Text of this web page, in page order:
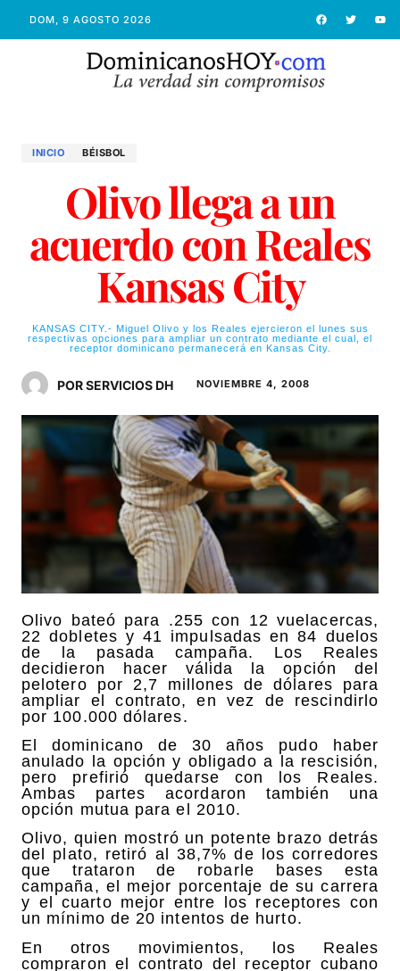
DOM, 9 AGOSTO 2026
INICIO BÉISBOL
Olivo llega a un
acuerdo con Reales
Kansas City
KANSAS CITY.- Miguel Olivo y los Reales ejercieron el lunes sus
respectivas opciones para ampliar un contrato mediante el cual, el
receptor dominicano permanecerá en Kansas City.
POR SERVICIOS DH NOVIEMBRE 4, 2008
Olivo bateó para .255 con 12 vuelacercas,
22 dobletes y 41 impulsadas en 84 duelos
de la pasada campaña. Los Reales
decidieron hacer válida la opción del
pelotero por 2,7 millones de dólares para
ampliar el contrato, en vez de rescindirlo
por 100.000 dólares.
El dominicano de 30 años pudo haber
anulado la opción y obligado a la rescisión,
pero prefirió quedarse con los Reales.
Ambas partes acordaron también una
opción mutua para el 2010.
Olivo, quien mostró un potente brazo detrás
del plato, retiró al 38,7% de los corredores
que trataron de robarle bases esta
campaña, el mejor porcentaje de su carrera
y el cuarto mejor entre los receptores con
un mínimo de 20 intentos de hurto.
En otros movimientos, los Reales
compraron el contrato del receptor cubano